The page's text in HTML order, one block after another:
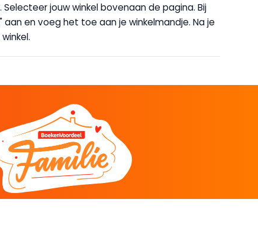
. Selecteer jouw winkel bovenaan de pagina. Bij
en voeg het toe aan je winkelmandje. Na je